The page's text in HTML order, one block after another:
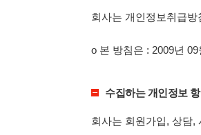
회사는 개인정보취급
ο 본 방침은 : 2009년
수집하는 개인정보
회사는 회원가입, 상담,